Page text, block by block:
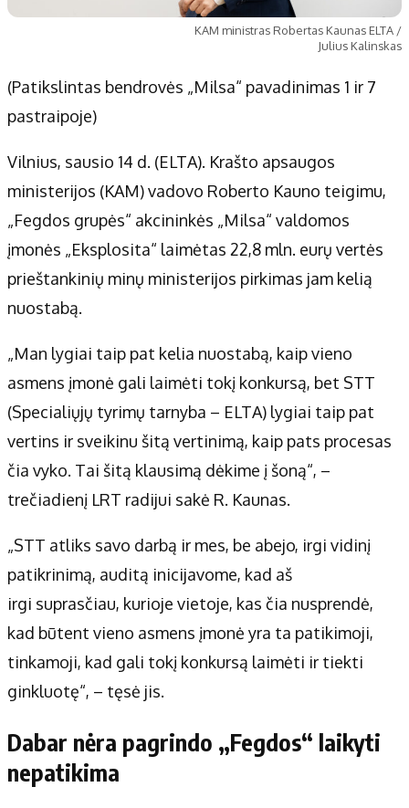
KAM ministras Robertas Kaunas ELTA /
Julius Kalinskas
(Patikslintas bendrovės „Milsa“ pavadinimas 1 ir 7
pastraipoje)
Vilnius, sausio 14 d. (ELTA). Krašto apsaugos
ministerijos (KAM) vadovo Roberto Kauno teigimu,
„Fegdos grupės“ akcininkės „Milsa“ valdomos
įmonės „Eksplosita“ laimėtas 22,8 mln. eurų vertės
prieštankinių minų ministerijos pirkimas jam kelią
nuostabą.
„Man lygiai taip pat kelia nuostabą, kaip vieno
asmens įmonė gali laimėti tokį konkursą, bet STT
(Specialiųjų tyrimų tarnyba – ELTA) lygiai taip pat
vertins ir sveikinu šitą vertinimą, kaip pats procesas
čia vyko. Tai šitą klausimą dėkime į šoną“, –
trečiadienį LRT radijui sakė R. Kaunas.
„STT atliks savo darbą ir mes, be abejo, irgi vidinį
patikrinimą, auditą inicijavome, kad aš
irgi suprasčiau, kurioje vietoje, kas čia nusprendė,
kad būtent vieno asmens įmonė yra ta patikimoji,
tinkamoji, kad gali tokį konkursą laimėti ir tiekti
ginkluotę“, – tęsė jis.
Dabar nėra pagrindo „Fegdos“ laikyti
nepatikima